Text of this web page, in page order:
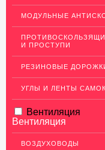
НЕРЖАВЕЮЩАЯ
МЕДНЫЙ ПРОКАТ
ЛАТУННЫЙ ПРОКАТ
ДЕКОР НЕРЖАВЕЙКА
ОГРАЖДЕНИЯ ДЛЯ
ЭЛЕКТРОДЫ
ДЕКОРАТИВНЫЙ
МОДУЛЬНЫЕ
И ПРОСТУПИ
РЕЗИНОВЫЕ
УГЛЫ И ЛЕНТЫ
Вентиляция
Вентиляция
ВОЗДУХОВОДЫ